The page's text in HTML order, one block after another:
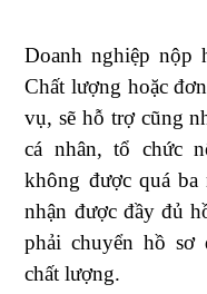
Doanh nghiệp
Chất lượng hoặc
vụ, sẽ hỗ trợ cũng
cá nhân, tổ chức
không được quá
nhận được đầy đủ
phải chuyển hồ sơ
chất lượng.